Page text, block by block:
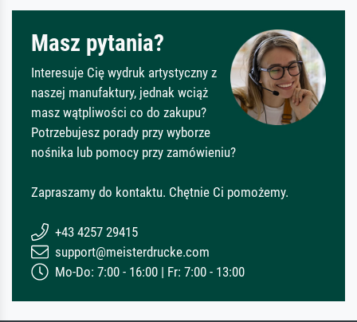
Masz pytania?
Interesuje Cię wydruk artystyczny z
naszej manufaktury, jednak wciąż
masz wątpliwości co do zakupu?
Potrzebujesz porady przy wyborze
nośnika lub pomocy przy zamówieniu?
Zapraszamy do kontaktu. Chętnie Ci pomożemy.
+43 4257 29415
support@meisterdrucke.com
Mo-Do: 7:00 - 16:00 | Fr: 7:00 - 13:00